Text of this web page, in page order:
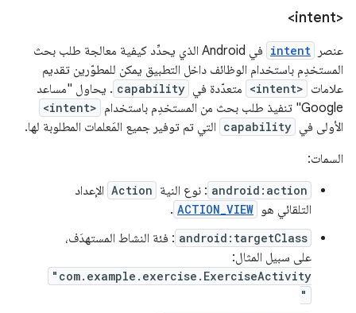
<intent>
عنصر intent
في Android الذي يحدِّد كيفية معالجة طلب بحث
المستخدِم باستخدام الوظائف داخل التطبيق يمكن للمطوّرين تقديم
علامات <intent> متعدّدة في capability . يحاول "مساعد
Google" تنفيذ طلب بحث من المستخدِم باستخدام
<intent>
الأولى في capability التي تم توفير جميع المَعلمات المطلوبة لها.
السمات:
android:action : نوع النية Action الإعداد
التلقائي هو ACTION_VIEW
.
android:targetClass : فئة النشاط المستهدَف،
على سبيل المثال:
"com.example.exercise.ExerciseActivity
"